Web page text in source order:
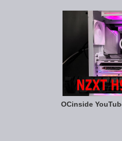
OCinside